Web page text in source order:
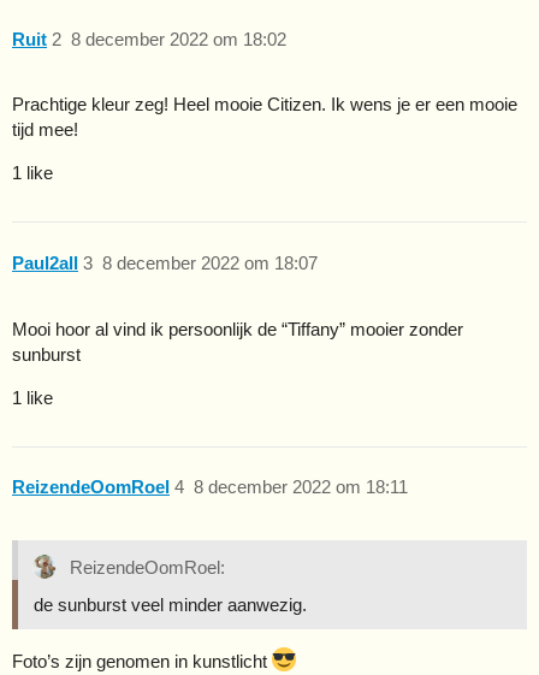
Ruit 8 december 2022 om 18:02
2
Prachtige kleur zeg! Heel mooie Citizen. Ik wens je er een mooie
tijd mee!
1 like
Paul2all 8 december 2022 om 18:07
3
Mooi hoor al vind ik persoonlijk de “Tiffany” mooier zonder
sunburst
1 like
ReizendeOomRoel 8 december 2022 om 18:11
4
ReizendeOomRoel:
de sunburst veel minder aanwezig.
Foto’s zijn genomen in kunstlicht